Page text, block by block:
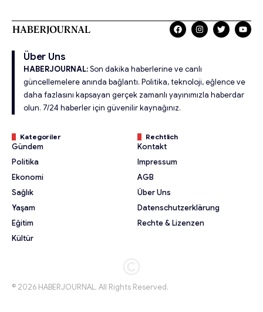
Über Uns
HABERJOURNAL:Son dakika haberlerine ve canlı
güncellemelere anında bağlantı. Politika, teknoloji, eğlence ve
daha fazlasını kapsayan gerçek zamanlı yayınımızla haberdar
olun. 7/24 haberler için güvenilir kaynağınız.
Kategoriler
Gündem
Politika
Ekonomi
Sağlık
Yaşam
Eğitim
Kültür
Rechtlich
Kontakt
Impressum
AGB
Über Uns
Datenschutzerklärung
Rechte & Lizenzen
© 2026 HABERJOURNAL. All Rights Reserved.